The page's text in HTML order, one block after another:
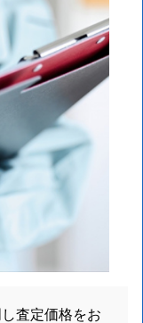
査定価格をお